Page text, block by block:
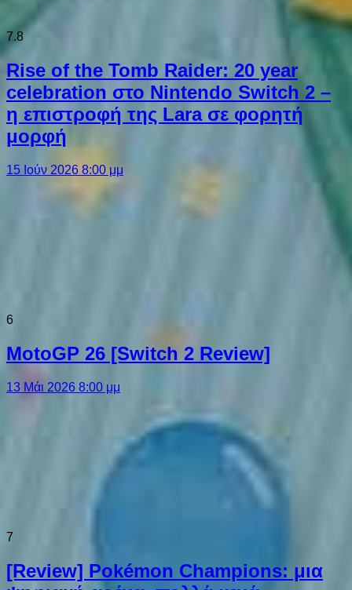
7.8
Rise of the Tomb Raider: 20 year
celebration στο Nintendo Switch 2 –
η επιστροφή της Lara σε φορητή
μορφή
15 Ιούν 2026 8:00 μμ
6
MotoGP 26 [Switch 2 Review]
13 Μάι 2026 8:00 μμ
7
[Review] Pokémon Champions: μια